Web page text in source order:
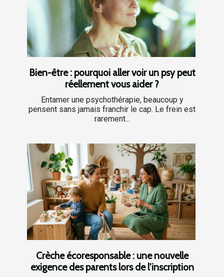
Bien-être : pourquoi aller voir un psy peut
réellement vous aider ?
Entamer une psychothérapie, beaucoup y
pensent sans jamais franchir le cap. Le frein est
rarement...
Crèche écoresponsable : une nouvelle
exigence des parents lors de l'inscription